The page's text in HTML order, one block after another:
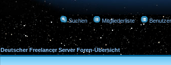
Suchen Mitgliederliste
Deutscher Freelancer Server Foren-Übersicht